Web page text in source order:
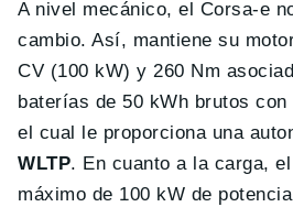
A nivel mecánico, el Corsa-e
cambio. Así, mantiene su
CV (100 kW) y 260 Nm
baterías de 50 kWh brutos
el cual le proporciona una
WLTP. En cuanto a la carga,
máximo de 100 kW de